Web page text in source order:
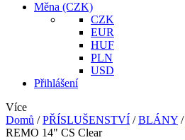
Měna (CZK)
CZK
EUR
HUF
PLN
USD
Přihlášení
Více
Domů / PŘÍSLUŠENSTVÍ / BLÁNY /
REMO 14" CS Clear